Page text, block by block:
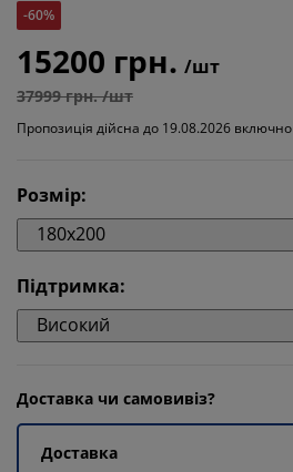
-60%
15200 грн. /шт
37999 грн. /шт
Пропозиція дійсна до 19.08.2026 включно
Розмір:
180x200
Підтримка:
Високий
Доставка чи самовивіз?
Доставка